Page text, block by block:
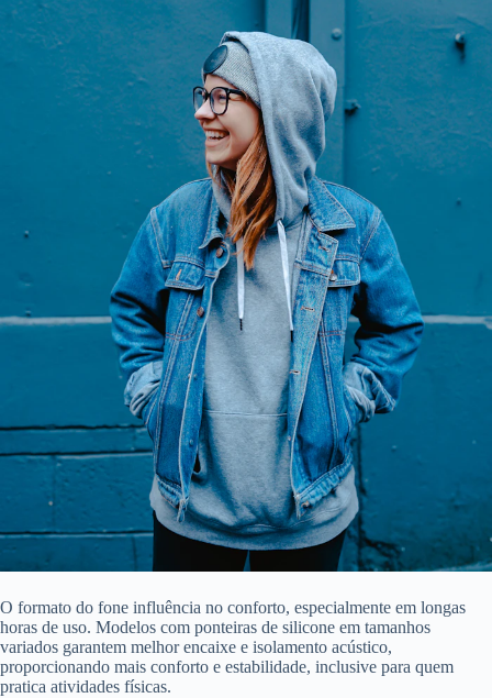
O formato do fone influência no conforto, especialmente em longas
horas de uso. Modelos com ponteiras de silicone em tamanhos
variados garantem melhor encaixe e isolamento acústico,
proporcionando mais conforto e estabilidade, inclusive para quem
pratica atividades físicas.